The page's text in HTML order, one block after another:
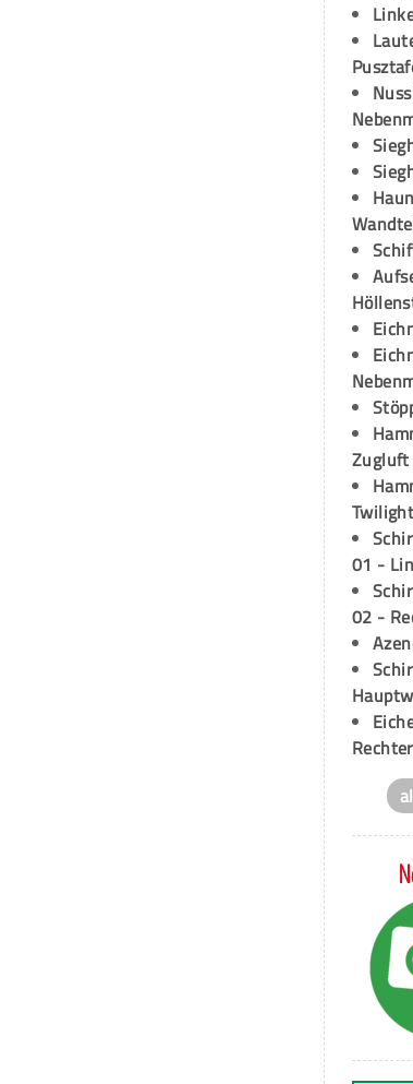
Zugluft
01 -
02 -